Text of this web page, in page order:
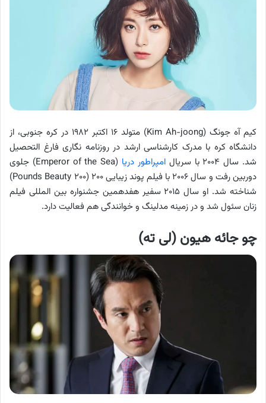
کیم آه جونگ (Kim Ah-joong) متولد ۱۶ اکتبر ۱۹۸۲ در کره جنوبی، از
دانشگاه کره با مدرک کارشناسی ارشد در روزنامه نگاری فارغ التحصیل
شد. سال ۲۰۰۴ با سریال
امپراطور دریا
(Emperor of the Sea) جلوی
دوربین رفت و سال ۲۰۰۶ با فیلم پوند زیبایی ۲۰۰ (۲۰۰ Pounds Beauty)
شناخته شد. او سال ۲۰۱۵ سفیر هفدهمین جشنواره بین المللی فیلم
زنان سئول شد و در زمینه مدلینگ و خوانندگی هم فعالیت دارد.
چو جائه هیون (لی ته)